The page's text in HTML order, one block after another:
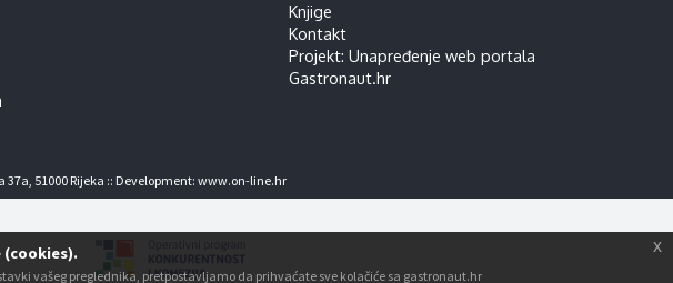
Knjige
Kontakt
Projekt: Unapređenje web portala
Gastronaut.hr
51000 Rijeka :: Development: www.on-line.hr
vašeg preglednika, pretpostavljamo da prihvaćate sve kolačiće sa gastronaut.hr
x